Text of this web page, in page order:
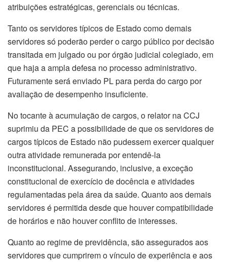
atribuições estratégicas, gerenciais ou técnicas.
Tanto os servidores típicos de Estado como demais
servidores só poderão perder o cargo público por decisão
transitada em julgado ou por órgão judicial colegiado, em
que haja a ampla defesa no processo administrativo.
Futuramente será enviado PL para perda do cargo por
avaliação de desempenho insuficiente.
No tocante à acumulação de cargos, o relator na CCJ
suprimiu da PEC a possibilidade de que os servidores de
cargos típicos de Estado não pudessem exercer qualquer
outra atividade remunerada por entendê-la
inconstitucional. Assegurando, inclusive, a exceção
constitucional de exercício de docência e atividades
regulamentadas pela área da saúde. Quanto aos demais
servidores é permitida desde que houver compatibilidade
de horários e não houver conflito de interesses.
Quanto ao regime de previdência, são assegurados aos
servidores que cumprirem o vínculo de experiência e aos